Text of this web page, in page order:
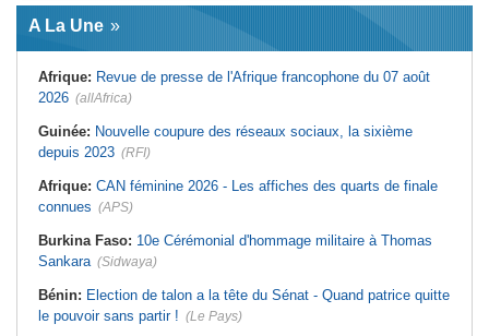
Cameroun:
Biya - Le fantôme d'Etoudi de
cardinal d'Abuja provoque l'ire du
président Bola Tinubu
doutes concernant son état de
santé dans un message publié sur X
Afrique: Etats généraux de
rupture
Sénégal:Élections locales au pays
alimentent les soupçons d'un report
de finale
Infantino marquera-t-il le but de son
maintien ?
Tunisie:Colisée d'El Jem - Concert
Madagascar: Afrobasket - U18 -
Afrique du Nord:
Télécoms - Le
Groupe Maroc Telecom annonce
2026
A La Une
Afrique: Revue de presse de l'Afrique francophone du 07 août
2026 (allAfrica)
Guinée: Nouvelle coupure des réseaux sociaux, la sixième
depuis 2023 (RFI)
Afrique: CAN féminine 2026 - Les affiches des quarts de finale
connues (APS)
Burkina Faso: 10e Cérémonial d'hommage militaire à Thomas
Sankara (Sidwaya)
Bénin: Election de talon a la tête du Sénat - Quand patrice quitte
le pouvoir sans partir ! (Le Pays)